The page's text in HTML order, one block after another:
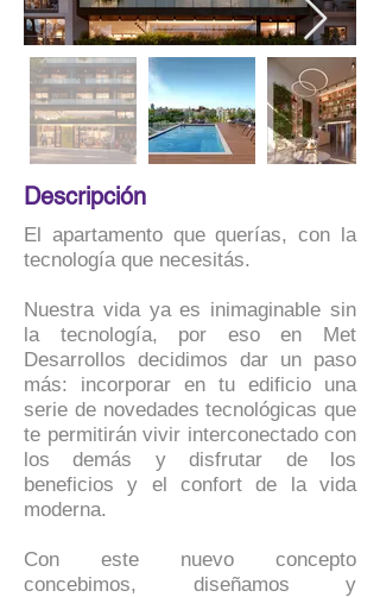
Descripción
El apartamento que querías, con la
tecnología que necesitás.
Nuestra vida ya es inimaginable sin
la tecnología, por eso en Met
Desarrollos decidimos dar un paso
más: incorporar en tu edificio una
serie de novedades tecnológicas que
te permitirán vivir interconectado con
los demás y disfrutar de los
beneficios y el confort de la vida
moderna.
Con este nuevo concepto
concebimos, diseñamos y